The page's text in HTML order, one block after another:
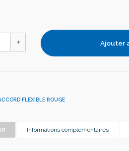
Ajouter
FLEXIBLE ROUGE
Informations complémentaires